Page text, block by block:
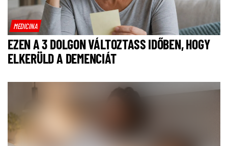
MEDICINA
EZEN A 3 DOLGON VÁLTOZTASS IDŐBEN, HOGY
ELKERÜLD A DEMENCIÁT